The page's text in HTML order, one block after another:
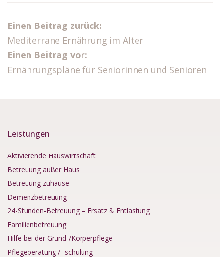
Einen Beitrag zurück:
Mediterrane Ernährung im Alter
Einen Beitrag vor:
Ernährungspläne für Seniorinnen und Senioren
Leistungen
Aktivierende Hauswirtschaft
Betreuung außer Haus
Betreuung zuhause
Demenzbetreuung
24-Stunden-Betreuung – Ersatz & Entlastung
Familienbetreuung
Hilfe bei der Grund-/Körperpflege
Pflegeberatung / -schulung